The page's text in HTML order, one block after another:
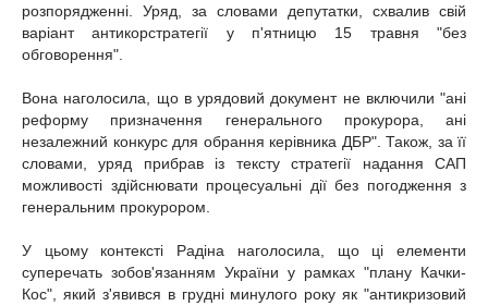
розпорядженні. Уряд, за словами депутатки, схвалив свій
варіант антикорстратегії у п'ятницю 15 травня "без
обговорення".
Вона наголосила, що в урядовий документ не включили "ані
реформу призначення генерального прокурора, ані
незалежний конкурс для обрання керівника ДБР". Також, за її
словами, уряд прибрав із тексту стратегії надання САП
можливості здійснювати процесуальні дії без погодження з
генеральним прокурором.
У цьому контексті Радіна наголосила, що ці елементи
суперечать зобов'язанням України у рамках "плану Качки-
Кос", який з'явився в грудні минулого року як "антикризовий